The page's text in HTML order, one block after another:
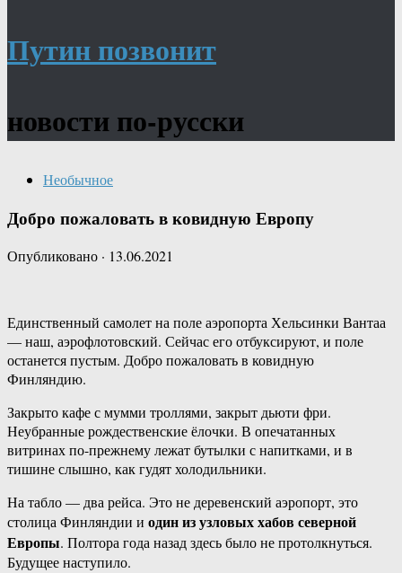
Путин позвонит
новости по-русски
Необычное
Добро пожаловать в ковидную Европу
Опубликовано · 13.06.2021
Единственный самолет на поле аэропорта Хельсинки Вантаа
— наш, аэрофлотовский. Сейчас его отбуксируют, и поле
останется пустым. Добро пожаловать в ковидную
Финляндию.
Закрыто кафе с мумми троллями, закрыт дьюти фри.
Неубранные рождественские ёлочки. В опечатанных
витринах по-прежнему лежат бутылки с напитками, и в
тишине слышно, как гудят холодильники.
На табло — два рейса. Это не деревенский аэропорт, это
столица Финляндии и один из узловых хабов северной
Европы. Полтора года назад здесь было не протолкнуться.
Будущее наступило.